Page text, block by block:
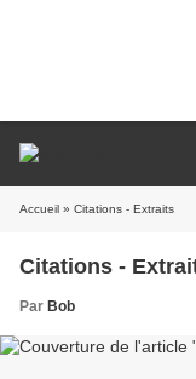
Accueil » Citations - Extraits
Citations -
Par Bob